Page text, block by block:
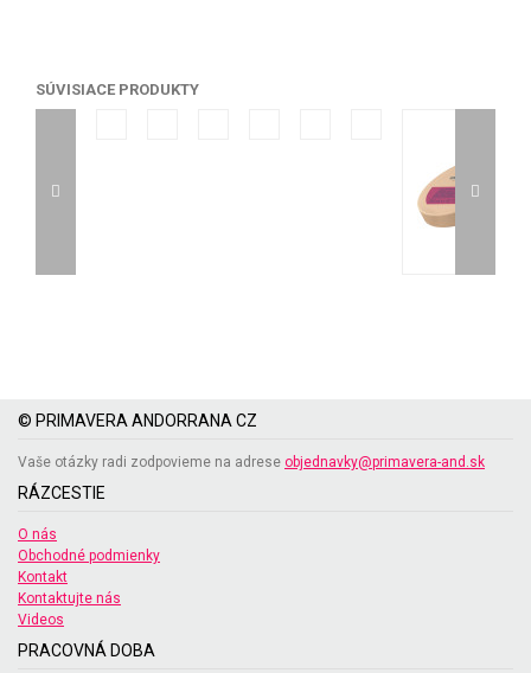
SÚVISIACE PRODUKTY
© PRIMAVERA ANDORRANA CZ
Vaše otázky radi zodpovieme na adrese objednavky@primavera-and.sk
RÁZCESTIE
O nás
Obchodné podmienky
Kontakt
Kontaktujte nás
Videos
PRACOVNÁ DOBA